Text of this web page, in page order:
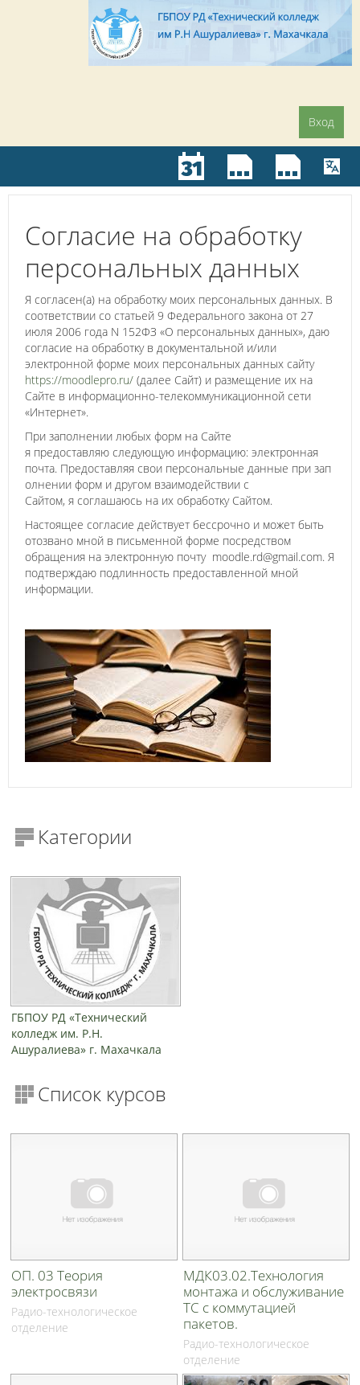
Вход
Согласие на обработку
персональных данных
Я согласен(а) на обработку моих персональных данных. В
соответствии со статьей 9 Федерального закона от 27
июля 2006 года N 152ФЗ «О персональных данных», даю
согласие на обработку в документальной и/или
электронной форме моих персональных данных сайту
https://moodlepro.ru/ (далее Сайт) и размещение их на
Сайте в информационно-телекоммуникационной сети
«Интернет».
При заполнении любых форм на Сайте
я предоставляю следующую информацию: электронная
почта. Предоставляя свои персональные данные при зап
олнении форм и другом взаимодействии с
Сайтом, я соглашаюсь на их обработку Сайтом.
Настоящее согласие действует бессрочно и может быть
отозвано мной в письменной форме посредством
обращения на электронную почту moodle.rd@gmail.com. Я
подтверждаю подлинность предоставленной мной
информации.
Категории
ГБПОУ РД «Технический
колледж им. Р.Н.
Ашуралиева» г. Махачкала
Список курсов
ОП. 03 Теория
электросвязи
Радио-технологическое
отделение
МДК03.02.Технология
монтажа и обслуживание
ТС с коммутацией
пакетов.
Радио-технологическое
отделение